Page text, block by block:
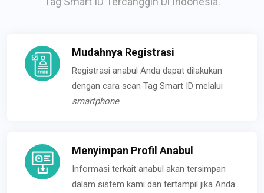
Mudahnya Registrasi
Registrasi anabul Anda dapat dilakukan
dengan cara scan Tag Smart ID melalui
smartphone.
Menyimpan Profil Anabul
Informasi terkait anabul akan tersimpan
dalam sistem kami dan tertampil jika Anda